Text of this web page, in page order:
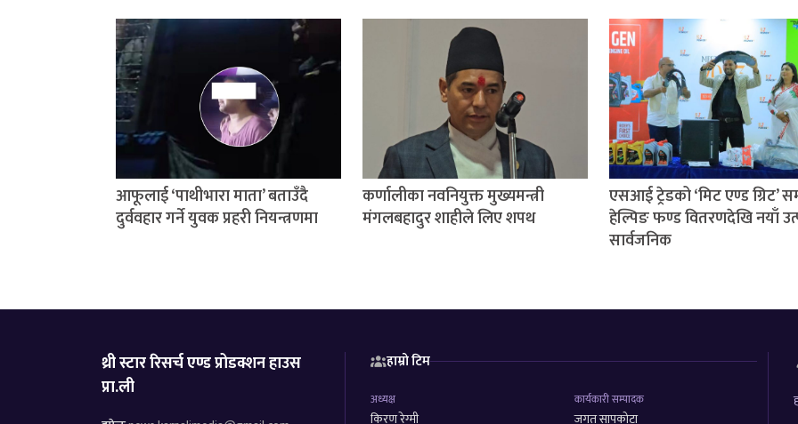
आफूलाई ‘पाथीभारा माता’ बताउँदै
दुर्ववहार गर्ने युवक प्रहरी नियन्त्रणमा
कर्णालीका नवनियुक्त मुख्यमन्त्री
मंगलबहादुर शाहीले लिए शपथ
एसआई ट्रेडको ‘मिट एण्ड ग्रिट’
हेल्पिङ फण्ड वितरणदेखि नयाँ
सार्वजनिक
थ्री स्टार रिसर्च एण्ड प्रोडक्शन हाउस
प्रा.ली
हाम्रो टिम
अध्यक्ष
किरण रेग्मी
कार्यकारी सम्पादक
जगत सापकोटा